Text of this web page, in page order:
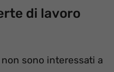
di lavoro
sono interessati a